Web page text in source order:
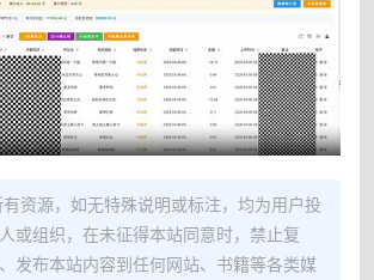
资源，如无特殊说明或标注，均为用户投
或组织，在未征得本站同意时，禁止复
发布本站内容到任何网站、书籍等各类媒